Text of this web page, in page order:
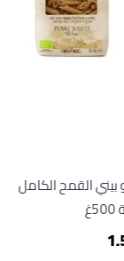
بيني القمح الكامل